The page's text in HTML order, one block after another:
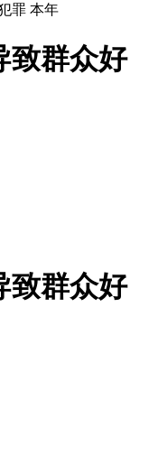
罪 本年
致群众好
致群众好